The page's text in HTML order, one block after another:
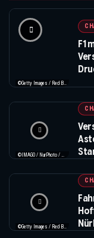
©Getty Images / Red Bull / Formula 1
F1
©IMAGO / NurPhoto / Beautiful Sports
©Getty Images / Red Bull / XPB Images